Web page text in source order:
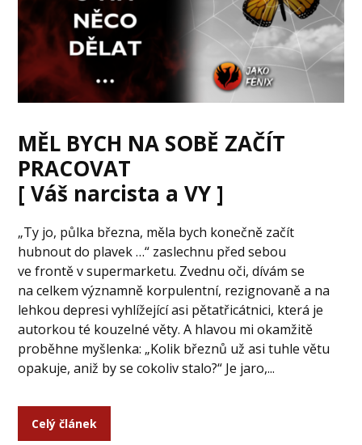
MĚL BYCH NA SOBĚ ZAČÍT
PRACOVAT
[ Váš narcista a VY ]
„Ty jo, půlka března, měla bych konečně začít
hubnout do plavek …“ zaslechnu před sebou
ve frontě v supermarketu. Zvednu oči, dívám se
na celkem významně korpulentní, rezignovaně a na
lehkou depresi vyhlížející asi pětatřicátnici, která je
autorkou té kouzelné věty. A hlavou mi okamžitě
proběhne myšlenka: „Kolik březnů už asi tuhle větu
opakuje, aniž by se cokoliv stalo?“ Je jaro,...
Celý článek